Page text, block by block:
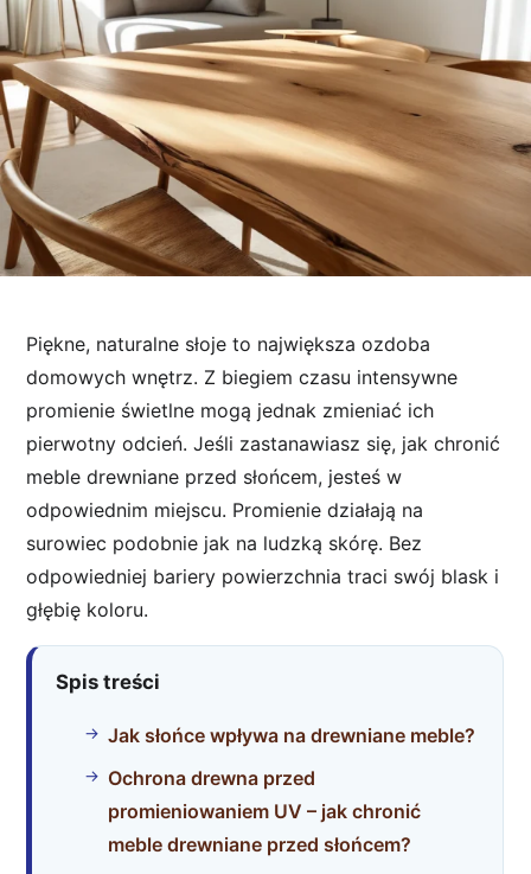
Piękne, naturalne słoje to największa ozdoba
domowych wnętrz. Z biegiem czasu intensywne
promienie świetlne mogą jednak zmieniać ich
pierwotny odcień. Jeśli zastanawiasz się, jak chronić
meble drewniane przed słońcem, jesteś w
odpowiednim miejscu. Promienie działają na
surowiec podobnie jak na ludzką skórę. Bez
odpowiedniej bariery powierzchnia traci swój blask i
głębię koloru.
Spis treści
Jak słońce wpływa na drewniane meble?
Ochrona drewna przed
promieniowaniem UV – jak chronić
meble drewniane przed słońcem?